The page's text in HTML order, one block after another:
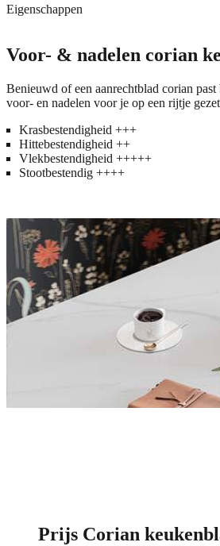
Eigenschappen
Voor- & nadelen corian
Benieuwd of een aanrechtblad corian
voor- en nadelen voor je op een rijtje
Krasbestendigheid +++
Hittebestendigheid ++
Vlekbestendigheid +++++
Stootbestendig ++++
Prijs Corian